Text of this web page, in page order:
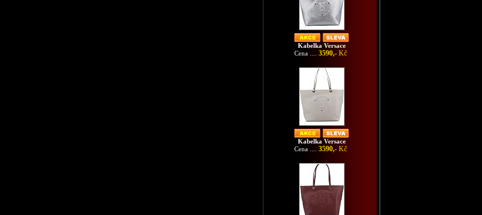
Kabelka Versace
Cena .... 3590,- Kč
Kabelka Versace
Cena .... 3590,- Kč